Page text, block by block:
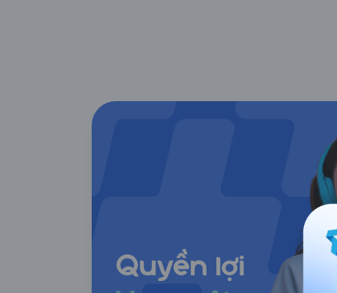
Quyền lợi